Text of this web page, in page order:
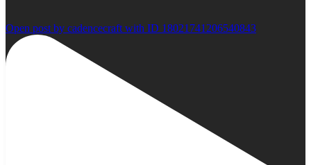
Open post by cadencecraft with ID 18021741206540843